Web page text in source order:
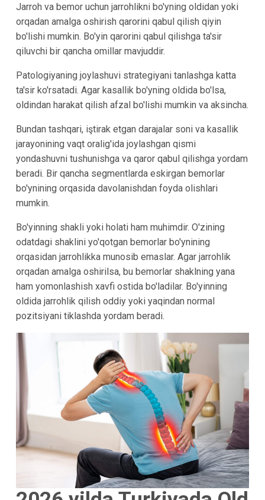
Jarroh va bemor uchun jarrohlikni bo'yning oldidan yoki
orqadan amalga oshirish qarorini qabul qilish qiyin
bo'lishi mumkin. Bo'yin qarorini qabul qilishga ta'sir
qiluvchi bir qancha omillar mavjuddir.
Patologiyaning joylashuvi strategiyani tanlashga katta
ta'sir ko'rsatadi. Agar kasallik bo'yning oldida bo'lsa,
oldindan harakat qilish afzal bo'lishi mumkin va aksincha.
Bundan tashqari, iştirak etgan darajalar soni va kasallik
jarayonining vaqt oralig'ida joylashgan qismi
yondashuvni tushunishga va qaror qabul qilishga yordam
beradi. Bir qancha segmentlarda eskirgan bemorlar
bo'ynining orqasida davolanishdan foyda olishlari
mumkin.
Bo'yinning shakli yoki holati ham muhimdir. O'zining
odatdagi shaklini yo'qotgan bemorlar bo'ynining
orqasidan jarrohlikka munosib emaslar. Agar jarrohlik
orqadan amalga oshirilsa, bu bemorlar shaklning yana
ham yomonlashish xavfi ostida bo'ladilar. Bo'yinning
oldida jarrohlik qilish oddiy yoki yaqindan normal
pozitsiyani tiklashda yordam beradi.